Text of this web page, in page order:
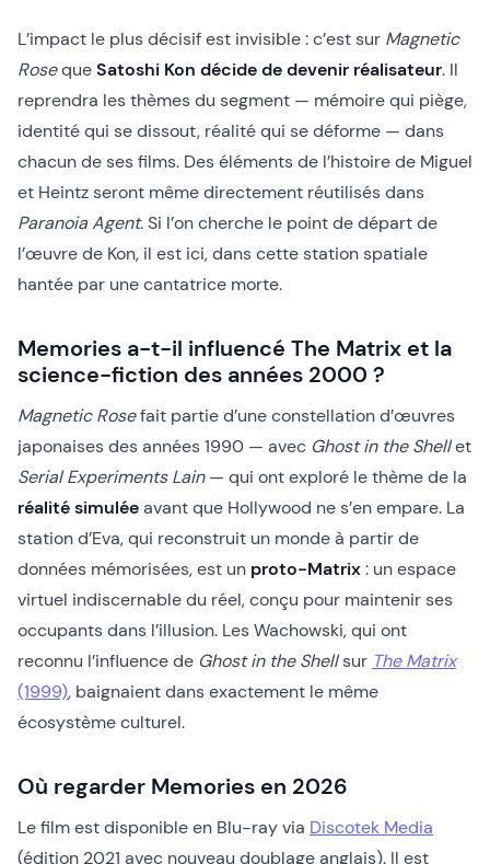
L’impact le plus décisif est invisible : c’est sur Magnetic
RosequeSatoshi Kon décide de devenir réalisateur. Il
reprendra les thèmes du segment — mémoire qui piège,
identité qui se dissout, réalité qui se déforme — dans
chacun de ses films. Des éléments de l’histoire de Miguel
et Heintz seront même directement réutilisés dans
Paranoia Agent. Si l’on cherche le point de départ de
l’œuvre de Kon, il est ici, dans cette station spatiale
hantée par une cantatrice morte.
Memories a-t-il influencé The Matrix et la
science-fiction des années 2000 ?
Magnetic Rosefait partie d’une constellation d’œuvres
japonaises des années 1990 — avec Ghost in the Shellet
Serial Experiments Lain— qui ont exploré le thème de la
réalité simuléeavant que Hollywood ne s’en empare. La
station d’Eva, qui reconstruit un monde à partir de
données mémorisées, est un proto-Matrix: un espace
virtuel indiscernable du réel, conçu pour maintenir ses
occupants dans l’illusion. Les Wachowski, qui ont
reconnu l’influence de Ghost in the Shellsur The Matrix
(1999), baignaient dans exactement le même
écosystème culturel.
Où regarder Memories en 2026
Le film est disponible en Blu-ray via Discotek Media
(édition 2021 avec nouveau doublage anglais). Il est